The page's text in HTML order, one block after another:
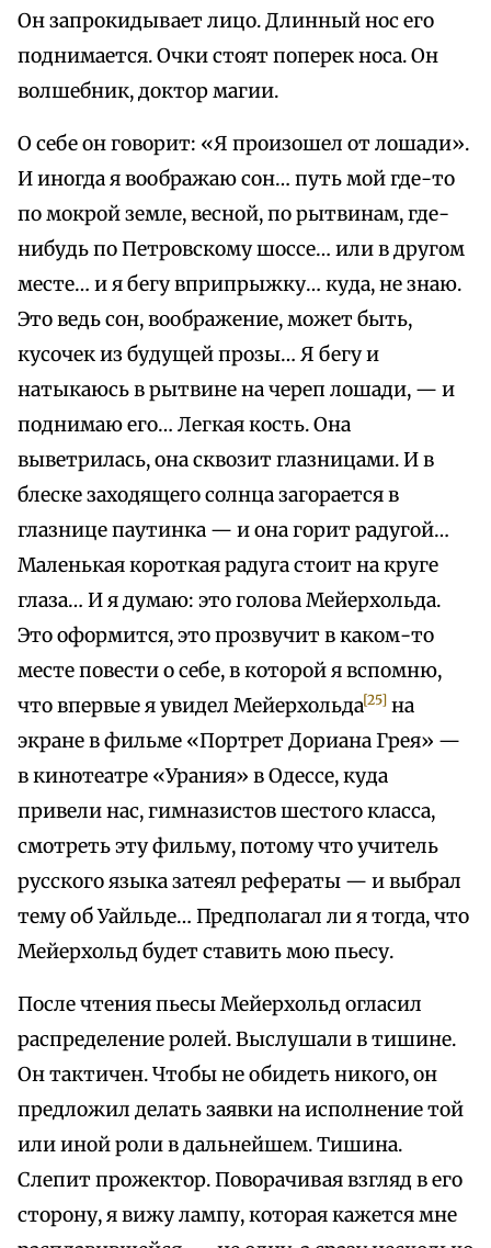
Он запрокидывает лицо. Длинный нос его
поднимается. Очки стоят поперек носа. Он
волшебник, доктор магии.
О себе он говорит: «Я произошел от лошади».
И иногда я воображаю сон… путь мой где-то
по мокрой земле, весной, по рытвинам, где-
нибудь по Петровскому шоссе… или в другом
месте… и я бегу вприпрыжку… куда, не знаю.
Это ведь сон, воображение, может быть,
кусочек из будущей прозы… Я бегу и
натыкаюсь в рытвине на череп лошади, — и
поднимаю его… Легкая кость. Она
выветрилась, она сквозит глазницами. И в
блеске заходящего солнца загорается в
глазнице паутинка — и она горит радугой…
Маленькая короткая радуга стоит на круге
глаза… И я думаю: это голова Мейерхольда.
Это оформится, это прозвучит в каком-то
месте повести о себе, в которой я вспомню,
что впервые я увидел Мейерхольда[25] на
экране в фильме «Портрет Дориана Грея» —
в кинотеатре «Урания» в Одессе, куда
привели нас, гимназистов шестого класса,
смотреть эту фильму, потому что учитель
русского языка затеял рефераты — и выбрал
тему об Уайльде… Предполагал ли я тогда, что
Мейерхольд будет ставить мою пьесу.
После чтения пьесы Мейерхольд огласил
распределение ролей. Выслушали в тишине.
Он тактичен. Чтобы не обидеть никого, он
предложил делать заявки на исполнение той
или иной роли в дальнейшем. Тишина.
Слепит прожектор. Поворачивая взгляд в его
сторону, я вижу лампу, которая кажется мне